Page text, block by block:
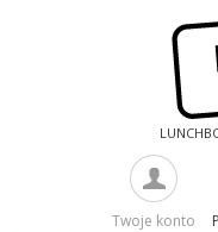
Twoje konto